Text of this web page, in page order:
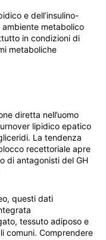
e dell’insulino-
metabolico
in condizioni di
metaboliche
diretta nell’uomo
lipidico epatico
La tendenza
recettoriale apre
di antagonisti del GH
questi dati
tessuto adiposo e
comuni. Comprendere